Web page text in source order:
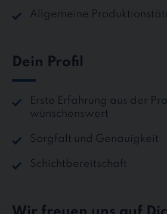
Allgemeine
Dein Profil
Erste Erfahrung aus der
wünschenswert
Sorgfalt und Genauigkeit
Schichtbereitschaft